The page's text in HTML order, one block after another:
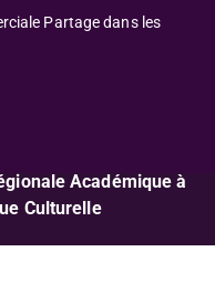
Partage dans les
Académique à
Culturelle